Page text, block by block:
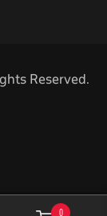
Reserved.
0